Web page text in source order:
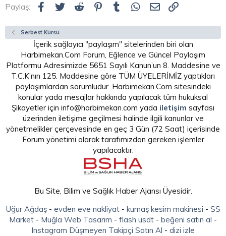
Paylaş: Facebook
Twitter Reddit Pinterest
Tumblr WhatsApp
E-posta
Serbest Kürsü
İçerik sağlayıcı "paylaşım" sitelerinden biri olan
Harbimekan.Com Forum, Eğlence ve Güncel Paylaşım
Platformu Adresimizde 5651 Sayılı Kanun’un 8. Maddesine ve
T.C.K’nın 125. Maddesine göre TÜM ÜYELERİMİZ yaptıkları
paylaşımlardan sorumludur. Harbimekan.Com sitesindeki
konular yada mesajlar hakkında yapılacak tüm hukuksal
Şikayetler için info@harbimekan.com yada iletişim sayfası
üzerinden iletişime geçilmesi halinde ilgili kanunlar ve
yönetmelikler çerçevesinde en geç 3 Gün (72 Saat) içerisinde
Forum yönetimi olarak tarafımızdan gereken işlemler
yapılacaktır.
Bu Site, Bilim ve Sağlık Haber Ajansı Üyesidir.
Uğur Ağdaş- evden eve nakliyat- kumaş kesim makinesi - SS
Market - Muğla Web Tasarım - flash usdt - beğeni satın al -
Instagram Düşmeyen Takipçi Satın Al - dizi izle